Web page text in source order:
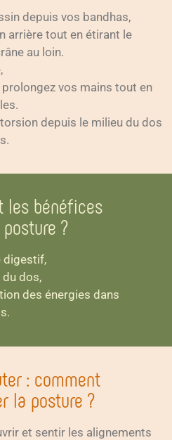
depuis vos bandhas,
arrière tout en étirant le
au loin.
vos mains tout en
depuis le milieu du dos
les bénéfices
?
digestif,
dos,
des énergies dans
: comment
la posture ?
et sentir les alignements